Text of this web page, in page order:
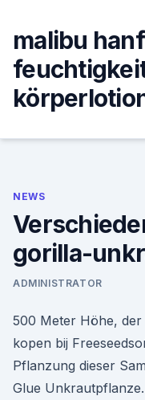
content
malibu hanf
NEWS
gorilla-
ADMINISTRATOR
500 Meter Höhe,
kopen bij
Pflanzung dieser
Glue Unkrautpflanze.